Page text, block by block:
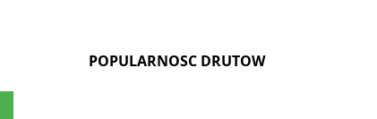
POPULARNOSC DRUTOW